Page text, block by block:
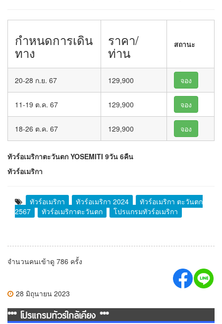
กำหนดการเดิน
ทาง
ราคา/
ท่าน สถานะ
20-28 ก.ย. 67 129,900 จอง
11-19 ต.ค. 67 129,900 จอง
18-26 ต.ค. 67 129,900 จอง
ทัวร์อเมริกาตะวันตก YOSEMITI 9วัน 6คืน
ทัวร์อเมริกา
ทัวร์อเมริกา ทัวร์อเมริกา 2024
ทัวร์อเมริกา ตะวันตก
2567
ทัวร์อเมริกาตะวันตก โปรแกรมทัวร์อเมริกา
จำนวนคนเข้าดู 786 ครั้ง
28 มิถุนายน 2023
*** โปรแกรมทัวร์ใกล้เคียง ***